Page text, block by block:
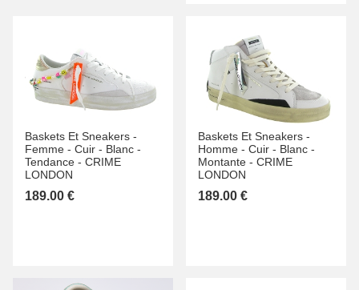
Baskets Et Sneakers -
Femme - Cuir - Blanc -
Tendance - CRIME
LONDON
189.00 €
Baskets Et Sneakers -
Homme - Cuir - Blanc -
Montante - CRIME
LONDON
189.00 €